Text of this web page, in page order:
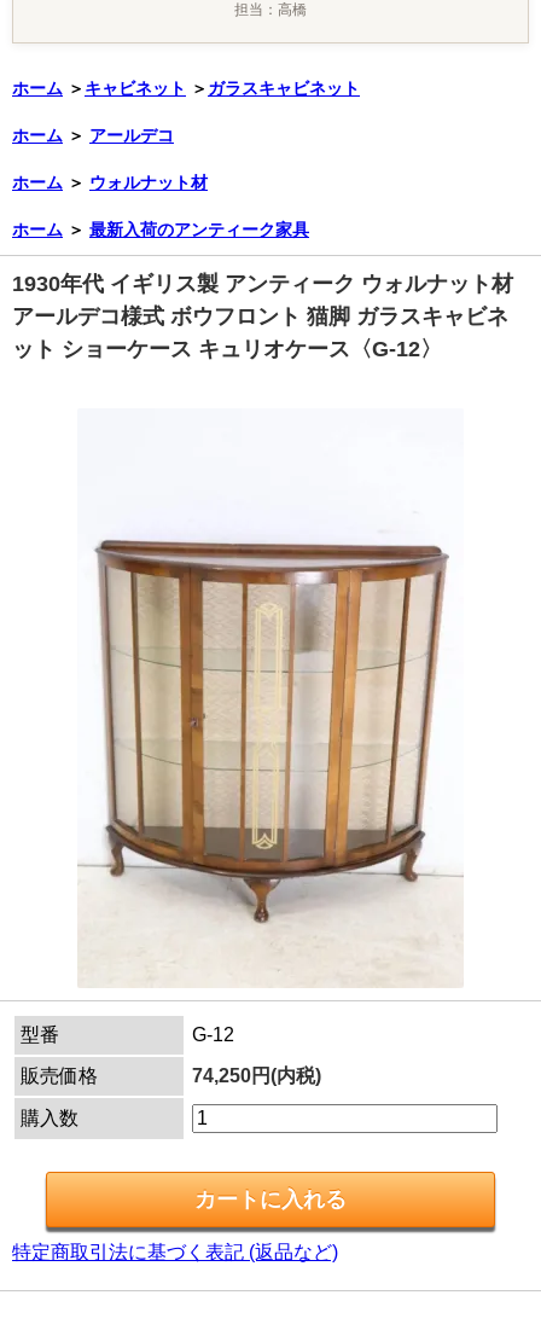
担当：高橋
ホーム ＞ キャビネット ＞ ガラスキャビネット
ホーム ＞ アールデコ
ホーム ＞ ウォルナット材
ホーム ＞ 最新入荷のアンティーク家具
1930年代 イギリス製 アンティーク ウォルナット材
アールデコ様式 ボウフロント 猫脚 ガラスキャビネ
ット ショーケース キュリオケース〈G-12〉
型番
G-12
販売価格
74,250円(内税)
購入数
特定商取引法に基づく表記 (返品など)